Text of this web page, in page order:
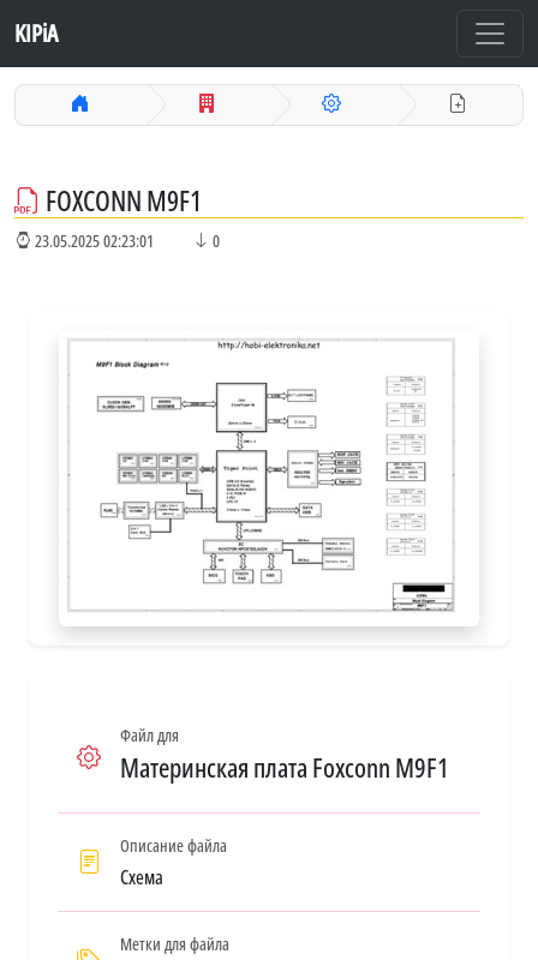
KIPiA
FOXCONN M9F1
23.05.2025 02:23:01 0
Файл для
Материнская плата Foxconn M9F1
Описание файла
Схема
Метки для файла